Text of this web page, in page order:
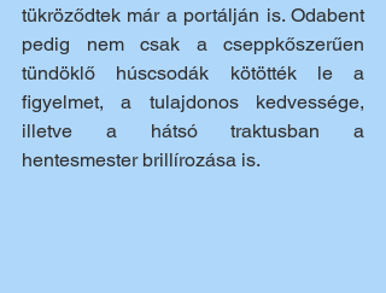
tükröződtek már a portálján is. Odabent
pedig nem csak a cseppkőszerűen
tündöklő húscsodák kötötték le a
figyelmet, a tulajdonos kedvessége,
illetve a hátsó traktusban a
hentesmester brillírozása is.